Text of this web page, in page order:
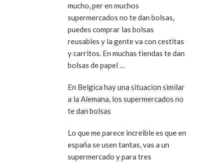
mucho, per en muchos
supermercados no te dan bolsas,
puedes comprar las bolsas
reusables y la gente va con cestitas
y carritos. En muchas tiendas te dan
bolsas de papel …
En Belgica hay una situacion similar
a la Alemana, los supermercados no
te dan bolsas
Lo que me parece increible es que en
españa se usen tantas, vas a un
supermercado y para tres